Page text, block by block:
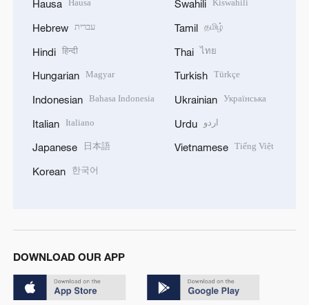
Hausa
Hebrew עברית
Hindi हिन्दी
Hungarian Magyar
Indonesian Bahasa Indonesia
Italian Italiano
Japanese 日本語
Korean 한국어
Swahili
Tamil தமிழ்
Thai ไทย
Turkish Türkçe
Ukrainian Українська
Urdu اردو
Vietnamese Tiếng Việt
DOWNLOAD OUR APP